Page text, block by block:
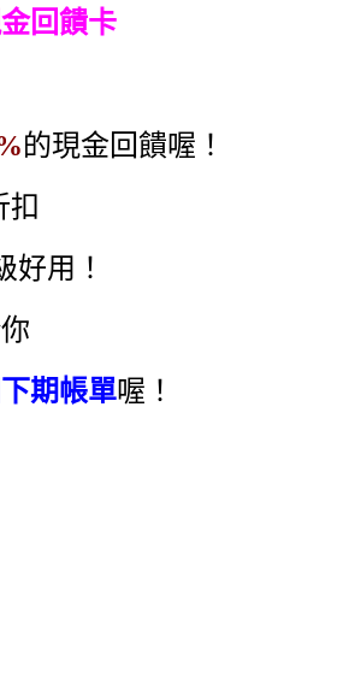
回饋卡
的現金回饋喔！
扣
好用！
期帳單喔！